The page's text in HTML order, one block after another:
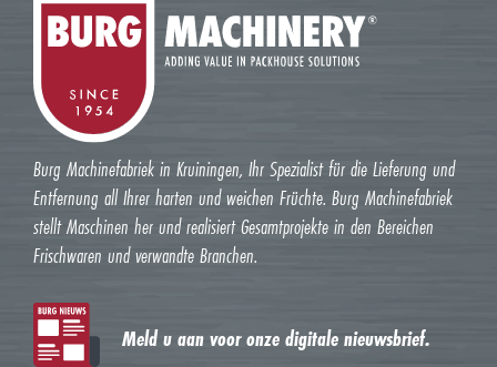
Burg Machinefabriek in Kruiningen, Ihr Spezialist für die Lieferung und
Entfernung all Ihrer harten und weichen Früchte. Burg Machinefabriek
stellt Maschinen her und realisiert Gesamtprojekte in den Bereichen
Frischwaren und verwandte Branchen.
Meld u aan voor onze digitale nieuwsbrief.